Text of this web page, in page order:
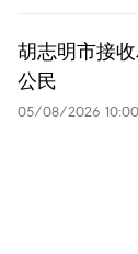
胡志明市接
公民
05/08/2026 10:00